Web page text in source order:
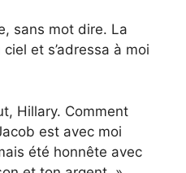
sans mot dire. La
et s’adressa à moi
Hillary. Comment
est avec moi
été honnête avec